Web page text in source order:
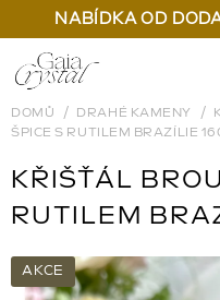
NABÍDKA OD
Přejít
na
obsah
DOMŮ DRAHÉ KAMENY
ŠPICE S RUTILEM BRAZÍLIE
KŘIŠŤÁL
RUTILEM
AKCE